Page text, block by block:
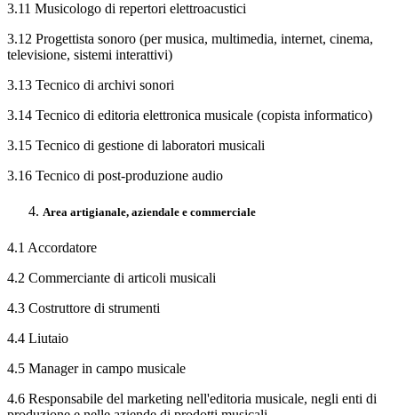
3.11 Musicologo di repertori elettroacustici
3.12 Progettista sonoro (per musica, multimedia, internet, cinema,
televisione, sistemi interattivi)
3.13 Tecnico di archivi sonori
3.14 Tecnico di editoria elettronica musicale (copista informatico)
3.15 Tecnico di gestione di laboratori musicali
3.16 Tecnico di post-produzione audio
Area artigianale, aziendale e commerciale
4.1 Accordatore
4.2 Commerciante di articoli musicali
4.3 Costruttore di strumenti
4.4 Liutaio
4.5 Manager in campo musicale
4.6 Responsabile del marketing nell'editoria musicale, negli enti di